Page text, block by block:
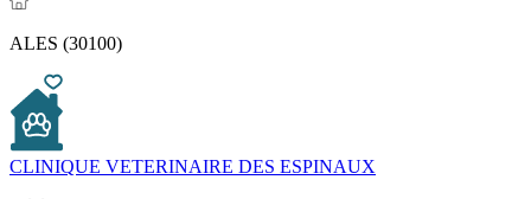
ALES (30100)
CLINIQUE VETERINAIRE DES ESPINAUX